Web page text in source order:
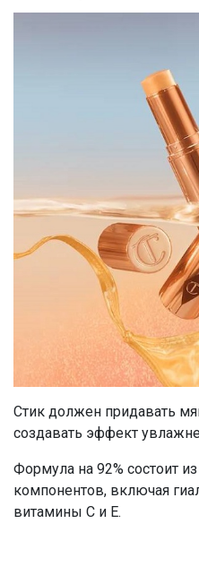
Стик должен придавать
создавать эффект
Формула на 92% состоит
компонентов, включая
витамины C и E.